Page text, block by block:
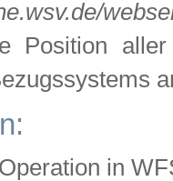
Position
in